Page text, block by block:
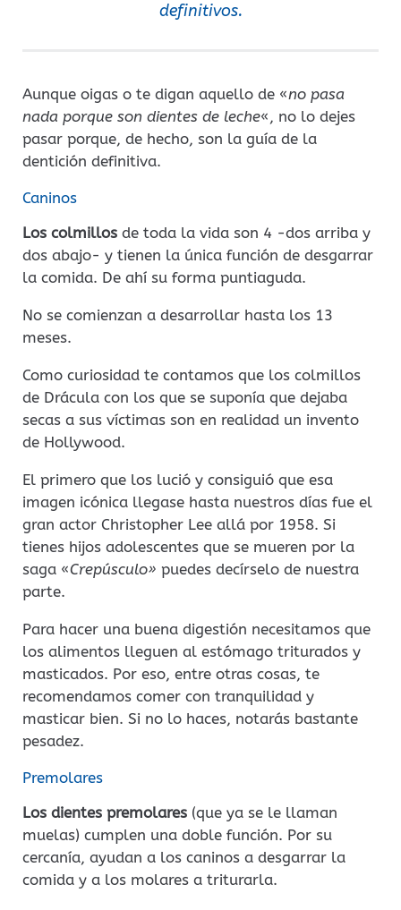
definitivos.
Aunque oigas o te digan aquello de «no pasa
nada porque son dientes de leche«, no lo dejes
pasar porque, de hecho, son la guía de la
dentición definitiva.
Caninos
Los colmillos de toda la vida son 4 -dos arriba y
dos abajo- y tienen la única función de desgarrar
la comida. De ahí su forma puntiaguda.
No se comienzan a desarrollar hasta los 13
meses.
Como curiosidad te contamos que los colmillos
de Drácula con los que se suponía que dejaba
secas a sus víctimas son en realidad un invento
de Hollywood.
El primero que los lució y consiguió que esa
imagen icónica llegase hasta nuestros días fue el
gran actor Christopher Lee allá por 1958. Si
tienes hijos adolescentes que se mueren por la
saga «Crepúsculo» puedes decírselo de nuestra
parte.
Para hacer una buena digestión necesitamos que
los alimentos lleguen al estómago triturados y
masticados. Por eso, entre otras cosas, te
recomendamos comer con tranquilidad y
masticar bien. Si no lo haces, notarás bastante
pesadez.
Premolares
Los dientes premolares (que ya se le llaman
muelas) cumplen una doble función. Por su
cercanía, ayudan a los caninos a desgarrar la
comida y a los molares a triturarla.